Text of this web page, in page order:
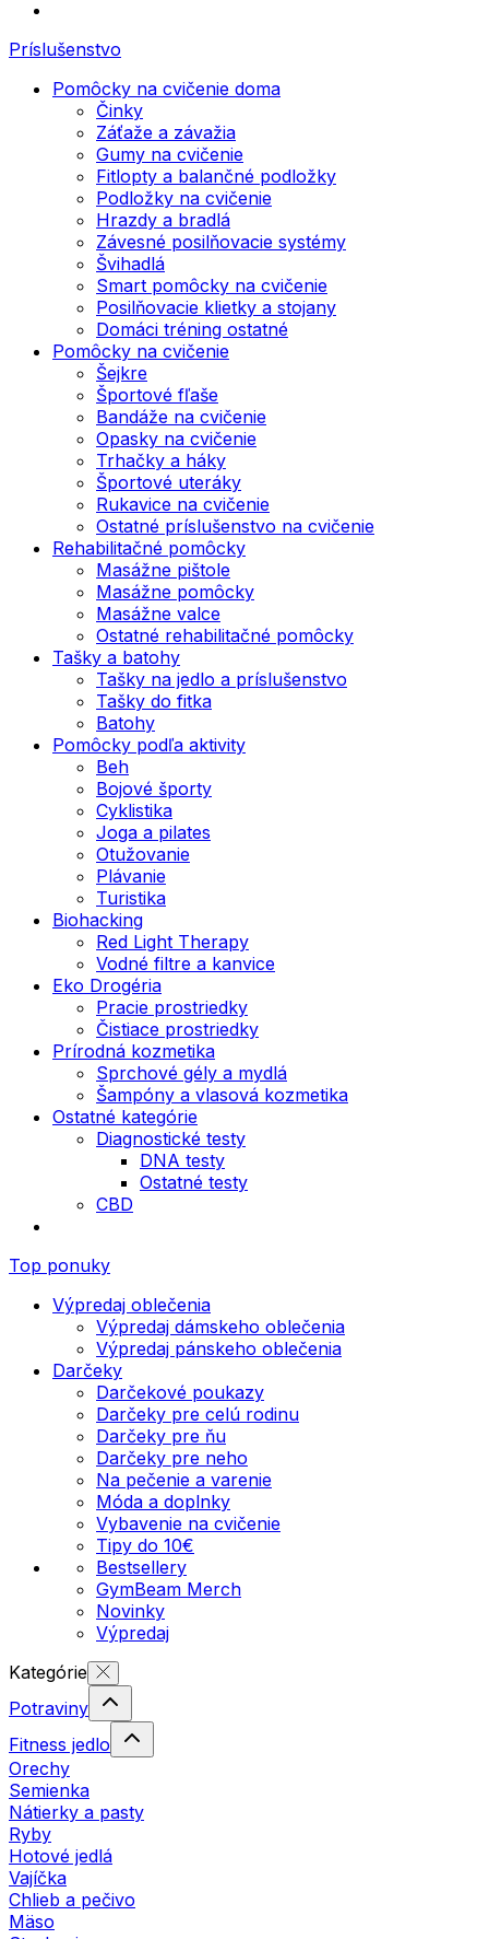
Príslušenstvo
Pomôcky na cvičenie doma
Činky
Záťaže a závažia
Gumy na cvičenie
Fitlopty a balančné podložky
Podložky na cvičenie
Hrazdy a bradlá
Závesné posilňovacie systémy
Švihadlá
Smart pomôcky na cvičenie
Posilňovacie klietky a stojany
Domáci tréning ostatné
Pomôcky na cvičenie
Šejkre
Športové fľaše
Bandáže na cvičenie
Opasky na cvičenie
Trhačky a háky
Športové uteráky
Rukavice na cvičenie
Ostatné príslušenstvo na cvičenie
Rehabilitačné pomôcky
Masážne pištole
Masážne pomôcky
Masážne valce
Ostatné rehabilitačné pomôcky
Tašky a batohy
Tašky na jedlo a príslušenstvo
Tašky do fitka
Batohy
Pomôcky podľa aktivity
Beh
Bojové športy
Cyklistika
Joga a pilates
Otužovanie
Plávanie
Turistika
Biohacking
Red Light Therapy
Vodné filtre a kanvice
Eko Drogéria
Pracie prostriedky
Čistiace prostriedky
Prírodná kozmetika
Sprchové gély a mydlá
Šampóny a vlasová kozmetika
Ostatné kategórie
Diagnostické testy
DNA testy
Ostatné testy
CBD
Top ponuky
Výpredaj oblečenia
Výpredaj dámskeho oblečenia
Výpredaj pánskeho oblečenia
Darčeky
Darčekové poukazy
Darčeky pre celú rodinu
Darčeky pre ňu
Darčeky pre neho
Na pečenie a varenie
Móda a doplnky
Vybavenie na cvičenie
Tipy do 10€
Bestsellery
GymBeam Merch
Novinky
Výpredaj
Kategórie
Potraviny
Fitness jedlo
Orechy
Semienka
Nátierky a pasty
Ryby
Hotové jedlá
Vajíčka
Chlieb a pečivo
Mäso